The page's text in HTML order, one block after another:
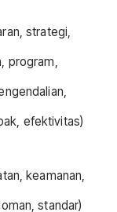
strategi,
program,
efektivitas)
keamanan,
standar)